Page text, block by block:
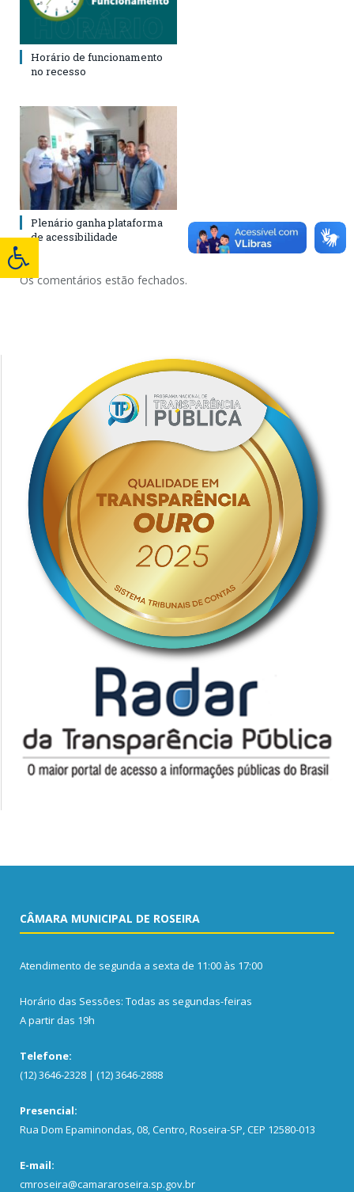
Horário de funcionamento
no recesso
Plenário ganha plataforma
de acessibilidade
Os comentários estão fechados.
CÂMARA MUNICIPAL DE ROSEIRA
Atendimento de segunda a sexta de 11:00 às 17:00
Horário das Sessões: Todas as segundas-feiras
A partir das 19h
Telefone:
(12) 3646-2328 | (12) 3646-2888
Presencial:
Rua Dom Epaminondas, 08, Centro, Roseira-SP, CEP 12580-013
E-mail:
cmroseira@camararoseira.sp.gov.br